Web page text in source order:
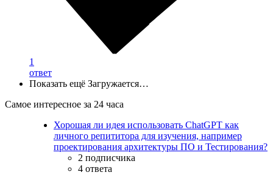
1
ответ
Показать ещё Загружается…
Самое интересное за 24 часа
Хорошая ли идея использовать ChatGPT как
личного репититора для изучения, например
проектирования архитектуры ПО и Тестирования?
2 подписчика
4 ответа